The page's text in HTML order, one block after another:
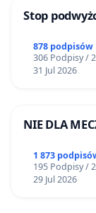
Stop
878 podpisów
306 Podpisy /
31 Jul 2026
NIE DLA
1 873
195 Podpisy /
29 Jul 2026